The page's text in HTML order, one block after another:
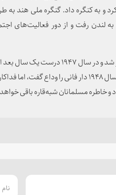
لندن رفت و از دور فعالیت‌های
در ۱۹۴۰ محمد علی جناح بیمار شد و
به عنوان پاکستان در سپتامبر سال ۱۹۴۸ دار
مسلمانان شبه‌قاره باقی